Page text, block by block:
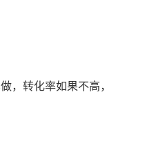
，转化率如果不高，